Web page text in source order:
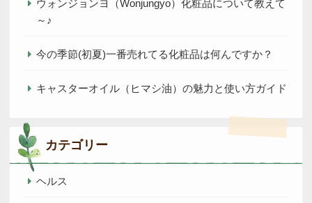
ウォンジョンヨ（Wonjungyo）化粧品について教えて
～♪
今の季節(初夏)一番売れてる化粧品は何んですか？
キャスターオイル（ヒマシ油）の魅力と使い方ガイド
カテゴリー
ヘルス